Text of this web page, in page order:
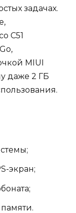
задачах.
C51
MIUI
даже 2 ГБ
экран;